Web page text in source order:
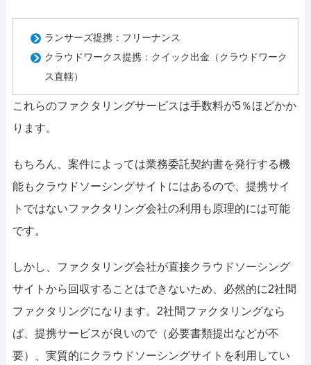
ランサーズ提携： フリーナンス
クラウドワークス提携： クイック出金（クラウドワーク
ス直轄）
これらのファクタリングサービスは手数料が5％ほどかか
ります。
もちろん、案件によっては業務委託契約書を発行する機
能もクラウドソーシングサイトにはあるので、提携サイ
トではないファクタリング会社の利用も原理的には可能
です。
しかし、ファクタリング会社が直接クラウドソーシング
サイトから回収することはできないため、必然的に2社間
ファクタリングになります。2社間ファクタリングなら
ば、提携サービスが良いので（必要書類提出などが不
要）、実質的にクラウドソーシングサイトを利用してい